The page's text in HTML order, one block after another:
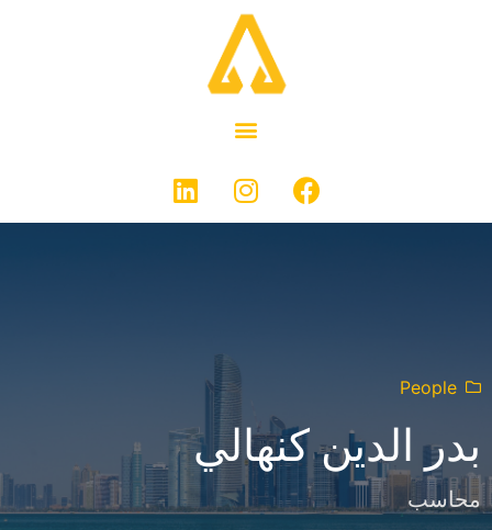
People
بدر الدين كنهالي
محاسب